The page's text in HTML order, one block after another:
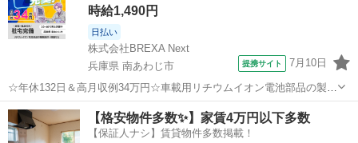
時給1,490円
日払い
株式会社BREXA Next
兵庫県 南あわじ市
提携サイト 7月10日
☆年休132日＆高月収例34万円☆車載用リチウムイオン電池部品の製造
／4勤2休でオフも充実♪／家具・家電付き社宅あり＆前払いで生活支援
物資が受け取れる◎／20〜40代男女活躍中！ 車載用リチウムイオン電
池部品の製造 車載用...
兵庫 南あわじ市 その他
【格安物件多数✨】家賃4万円以下多数
【保証人ナシ】賃貸物件多数掲載！